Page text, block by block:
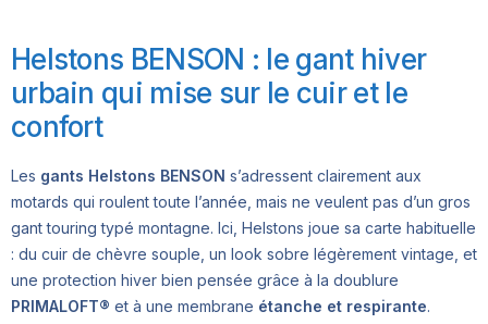
Helstons BENSON : le gant hiver
urbain qui mise sur le cuir et le
confort
Les gants Helstons BENSON s’adressent clairement aux
motards qui roulent toute l’année, mais ne veulent pas d’un gros
gant touring typé montagne. Ici, Helstons joue sa carte habituelle
: du cuir de chèvre souple, un look sobre légèrement vintage, et
une protection hiver bien pensée grâce à la doublure
PRIMALOFT® et à une membrane étanche et respirante.